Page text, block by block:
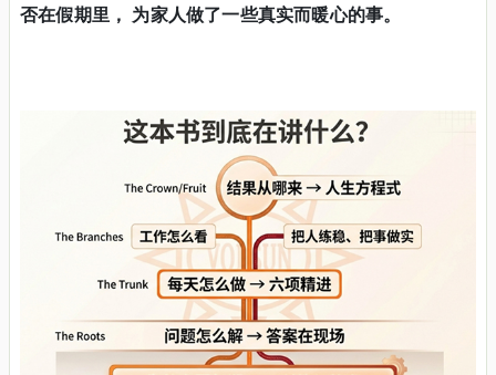
否在假期里， 为家人做了一些真实而暖心的事。